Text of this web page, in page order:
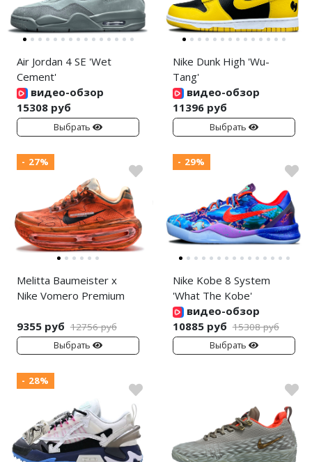
Air Jordan 4 SE 'Wet
Cement'
видео-обзор
15308 руб
Выбрать
Nike Dunk High 'Wu-
Tang'
видео-обзор
11396 руб
Выбрать
- 27%
Melitta Baumeister x
Nike Vomero Premium
9355 руб 12756 руб
Выбрать
- 29%
Nike Kobe 8 System
'What The Kobe'
видео-обзор
10885 руб 15308 руб
Выбрать
- 28%